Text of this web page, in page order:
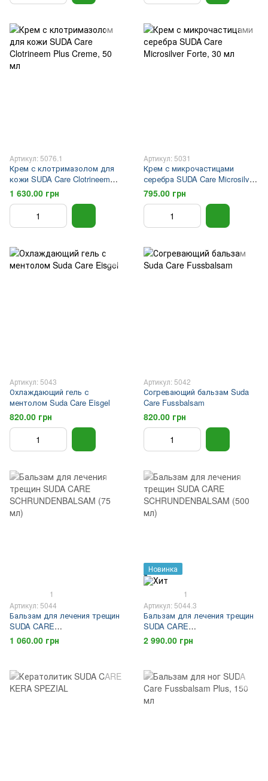
Артикул: 5076.1
Крем с клотримазолом для
кожи SUDA Care Clotrineem
Plus Creme, 50 мл
1 630.00 грн
Артикул: 5031
Крем с микрочастицами
серебра SUDA Care Microsilver
Forte, 30 мл
795.00 грн
Артикул: 5043
Охлаждающий гель с
ментолом Suda Care Eisgel
820.00 грн
Артикул: 5042
Согревающий бальзам Suda
Care Fussbalsam
820.00 грн
1
Артикул: 5044
Бальзам для лечения трещин
SUDA CARE
SCHRUNDENBALSAM (75 мл)
1 060.00 грн
Новинка
1
Артикул: 5044.3
Бальзам для лечения трещин
SUDA CARE
SCHRUNDENBALSAM (500 мл)
2 990.00 грн